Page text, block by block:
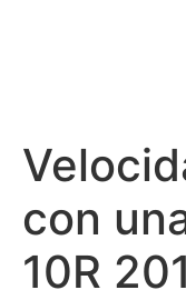
con
10R